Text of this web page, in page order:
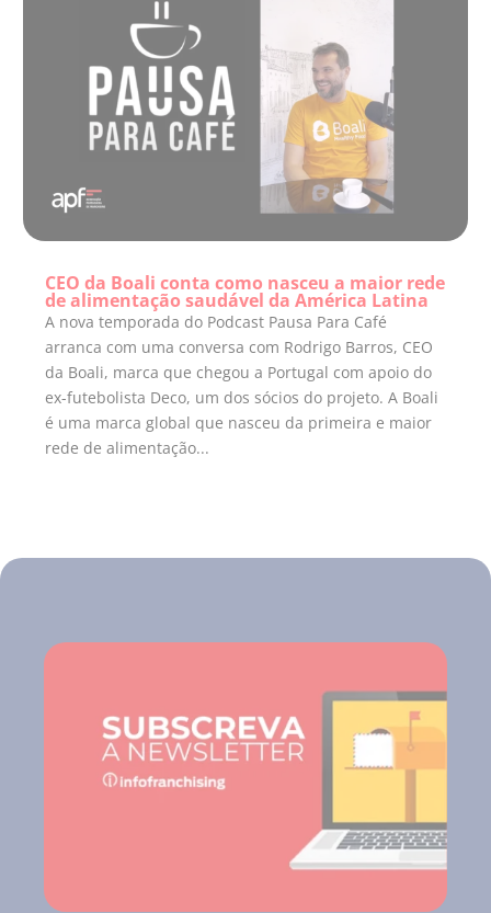
CEO da Boali conta como nasceu a maior rede
de alimentação saudável da América Latina
A nova temporada do Podcast Pausa Para Café
arranca com uma conversa com Rodrigo Barros, CEO
da Boali, marca que chegou a Portugal com apoio do
ex-futebolista Deco, um dos sócios do projeto. A Boali
é uma marca global que nasceu da primeira e maior
rede de alimentação...